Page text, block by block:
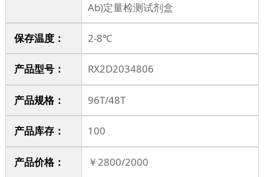
Ab)定量检测试剂盒
保存温度： 2-8℃
产品型号： RX2D2034806
产品规格： 96T/48T
产品库存 ： 100
产品价格 ： ￥2800/2000